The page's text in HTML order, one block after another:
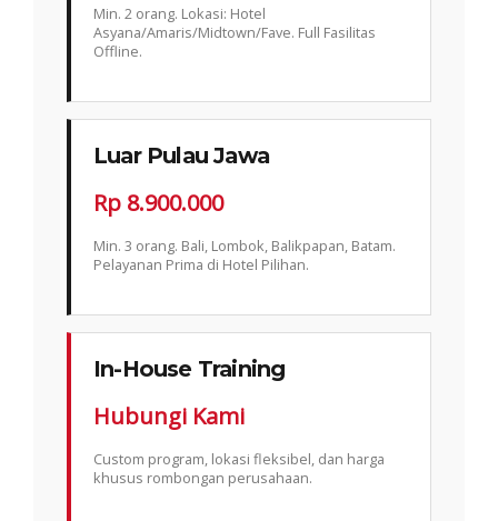
Min. 2 orang. Lokasi: Hotel
Asyana/Amaris/Midtown/Fave. Full Fasilitas
Offline.
Luar Pulau Jawa
Rp 8.900.000
Min. 3 orang. Bali, Lombok, Balikpapan, Batam.
Pelayanan Prima di Hotel Pilihan.
In-House Training
Hubungi Kami
Custom program, lokasi fleksibel, dan harga
khusus rombongan perusahaan.